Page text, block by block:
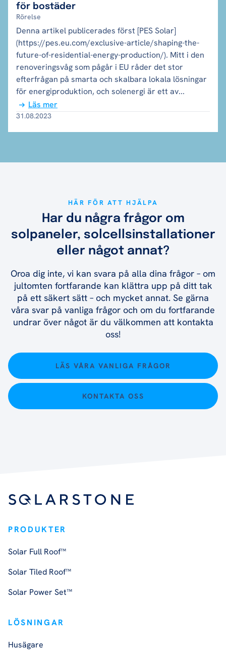
för bostäder
Rörelse
Denna artikel publicerades först [PES Solar]
(https://pes.eu.com/exclusive-article/shaping-the-
future-of-residential-energy-production/). Mitt i den
renoveringsvåg som pågår i EU råder det stor
efterfrågan på smarta och skalbara lokala lösningar
för energiproduktion, och solenergi är ett av...
Läs mer
31.08.2023
HÄR FÖR ATT HJÄLPA
Har du några frågor om
solpaneler, solcellsinstallationer
eller något annat?
Oroa dig inte, vi kan svara på alla dina frågor – om
jultomten fortfarande kan klättra upp på ditt tak
på ett säkert sätt – och mycket annat. Se gärna
våra svar på vanliga frågor och om du fortfarande
undrar över något är du välkommen att kontakta
oss!
LÄS VÅRA VANLIGA FRÅGOR
KONTAKTA OSS
PRODUKTER
Solar Full Roof™
Solar Tiled Roof™
Solar Power Set™
LÖSNINGAR
Husägare